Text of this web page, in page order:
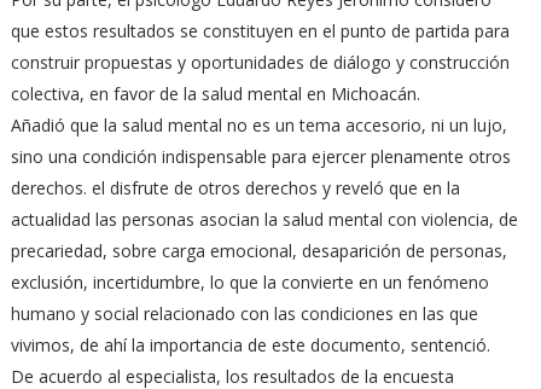
que estos resultados se constituyen en el punto de partida para
construir propuestas y oportunidades de diálogo y construcción
colectiva, en favor de la salud mental en Michoacán.
Añadió que la salud mental no es un tema accesorio, ni un lujo,
sino una condición indispensable para ejercer plenamente otros
derechos. el disfrute de otros derechos y reveló que en la
actualidad las personas asocian la salud mental con violencia, de
precariedad, sobre carga emocional, desaparición de personas,
exclusión, incertidumbre, lo que la convierte en un fenómeno
humano y social relacionado con las condiciones en las que
vivimos, de ahí la importancia de este documento, sentenció.
De acuerdo al especialista, los resultados de la encuesta